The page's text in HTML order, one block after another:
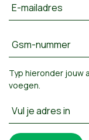
E-mailadres
Gsm-nummer
Typ hieronder jouw
voegen.
Vul je adres in